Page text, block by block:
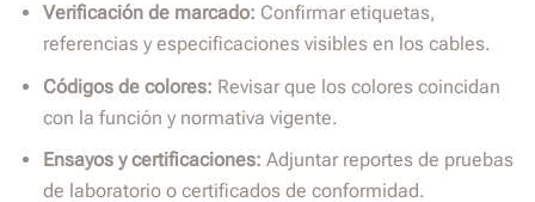
Verificación de marcado: Confirmar etiquetas,
referencias y especificaciones visibles en los cables.
Códigos de colores: Revisar que los colores coincidan
con la función y normativa vigente.
Ensayos y certificaciones: Adjuntar reportes de pruebas
de laboratorio o certificados de conformidad.